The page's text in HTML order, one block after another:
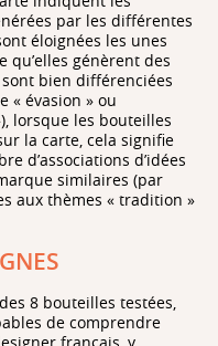
par les différentes
éloignées les unes
qu’elles génèrent des
bien différenciées
« évasion » ou
lorsque les bouteilles
la carte, cela signifie
d’associations d’idées
similaires (par
aux thèmes « tradition »
8 bouteilles testées,
de comprendre